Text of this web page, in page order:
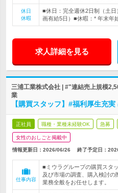
休日
休暇
■休日：完全週休2日制（土
画有給5日）■休暇：* 年末年
求人詳細を見る
三浦工業株式会社 | #"連結売上規模
業
【購買スタッフ】#福利厚生充
正社員 職種・業種未経験OK 急募
女性のおしごと掲載中
情報更新日：2026/06/26 終了予定日：
仕事内容
■ミウラグループの購買スタ
及び市場の調査、購入検討
業務全般をお任せします。